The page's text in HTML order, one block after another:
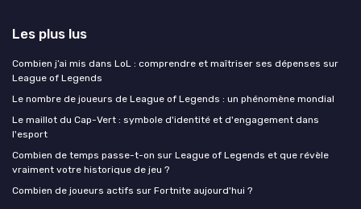
Les plus lus
Combien j’ai mis dans LoL : comprendre et maîtriser ses dépenses sur
League of Legends
Le nombre de joueurs de League of Legends : un phénomène mondial
Le maillot du Cap-Vert : symbole d'identité et d'engagement dans
l'esport
Combien de temps passe-t-on sur League of Legends et que révèle
vraiment votre historique de jeu ?
Combien de joueurs actifs sur Fortnite aujourd'hui ?